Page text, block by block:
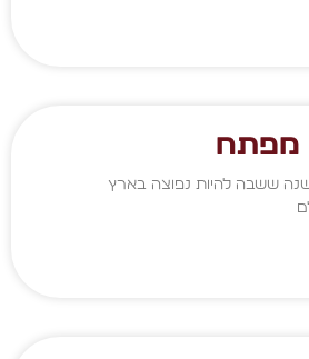
מפתח
ששבה להיות נפוצה בארץ